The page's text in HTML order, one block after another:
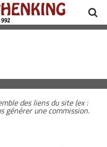
des liens du site (ex :
générer une commission.